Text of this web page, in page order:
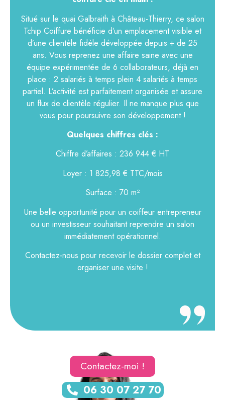
Contactez-moi !
06 30 07 27 70
Situé sur le quai Galbraith à Château-Thierry, ce salon
Tchip Coiffure bénéficie d’un emplacement visible et
d’une clientèle fidèle développée depuis + de 25
ans. Vous reprenez une affaire saine avec une
équipe expérimentée de 6 collaborateurs, déjà en
place : 2 salariés à temps plein 4 salariés à temps
partiel. L’activité est parfaitement organisée et assure
un flux de clientèle régulier. Il ne manque plus que
vous pour poursuivre son développement !
Quelques chiffres clés :
Chiffre d’affaires : 236 944 € HT
Loyer : 1 825,98 € TTC/mois
Surface : 70 m²
Une belle opportunité pour un coiffeur entrepreneur
ou un investisseur souhaitant reprendre un salon
immédiatement opérationnel.
Contactez-nous pour recevoir le dossier complet et
organiser une visite !